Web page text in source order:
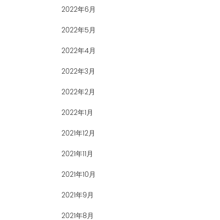
2022年6月
2022年5月
2022年4月
2022年3月
2022年2月
2022年1月
2021年12月
2021年11月
2021年10月
2021年9月
2021年8月